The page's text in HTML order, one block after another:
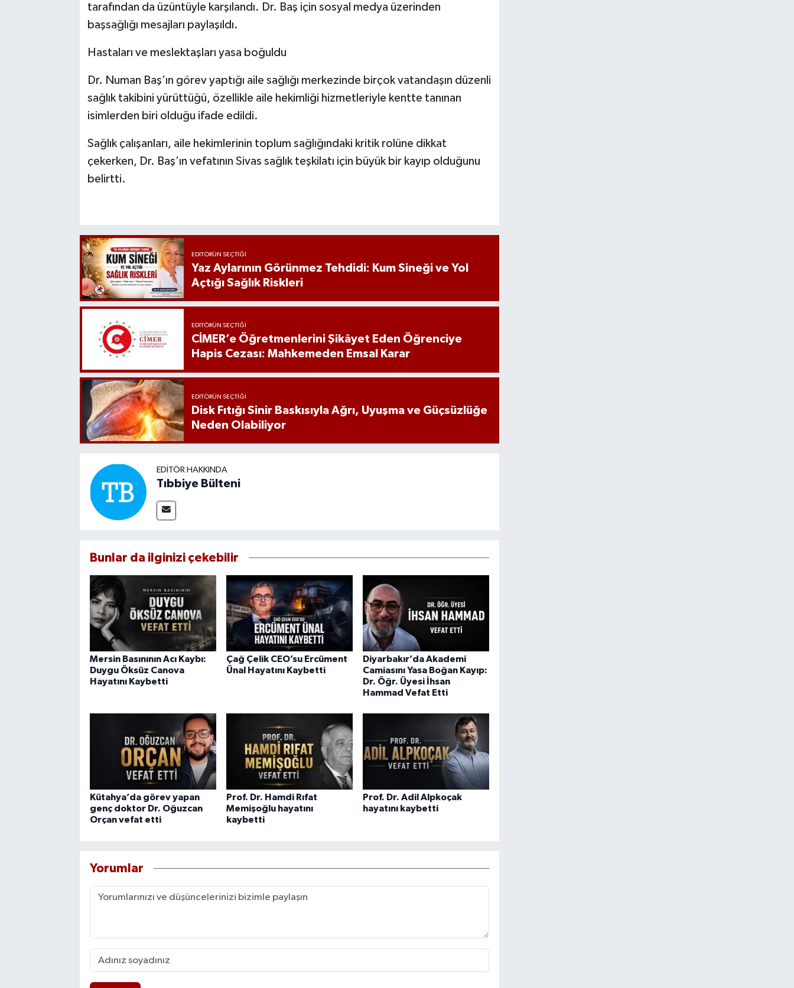
tarafından da üzüntüyle karşılandı. Dr. Baş için sosyal medya üzerinden
başsağlığı mesajları paylaşıldı.
Hastaları ve meslektaşları yasa boğuldu
Dr. Numan Baş’ın görev yaptığı aile sağlığı merkezinde birçok vatandaşın düzenli
sağlık takibini yürüttüğü, özellikle aile hekimliği hizmetleriyle kentte tanınan
isimlerden biri olduğu ifade edildi.
Sağlık çalışanları, aile hekimlerinin toplum sağlığındaki kritik rolüne dikkat
çekerken, Dr. Baş’ın vefatının Sivas sağlık teşkilatı için büyük bir kayıp olduğunu
belirtti.
EDITÖRÜN SEÇTIĞI
Yaz Aylarının Görünmez Tehdidi: Kum Sineği ve Yol
Açtığı Sağlık Riskleri
EDITÖRÜN SEÇTIĞI
CİMER’e Öğretmenlerini Şikâyet Eden Öğrenciye
Hapis Cezası: Mahkemeden Emsal Karar
EDITÖRÜN SEÇTIĞI
Disk Fıtığı Sinir Baskısıyla Ağrı, Uyuşma ve Güçsüzlüğe
Neden Olabiliyor
EDITÖR HAKKINDA
Tıbbiye Bülteni
Bunlar da ilginizi çekebilir
Mersin Basınının Acı Kaybı:
Duygu Öksüz Canova
Hayatını Kaybetti
Çağ Çelik CEO’su Ercüment
Ünal Hayatını Kaybetti
Diyarbakır’da Akademi
Camiasını Yasa Boğan Kayıp:
Dr. Öğr. Üyesi İhsan
Hammad Vefat Etti
Kütahya’da görev yapan
genç doktor Dr. Oğuzcan
Orçan vefat etti
Prof. Dr. Hamdi Rıfat
Memişoğlu hayatını
kaybetti
Prof. Dr. Adil Alpkoçak
hayatını kaybetti
Yorumlar